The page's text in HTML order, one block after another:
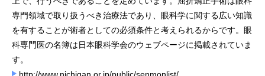
専門領域で取り扱うべき治療法であり、眼科学に関する広い知識
を有することが術者としての必須条件と考えられるからです。眼
科専門医の名簿は日本眼科学会のウェブページに掲載されていま
す。
http://www.nichigan.or.jp/public/senmonlist/